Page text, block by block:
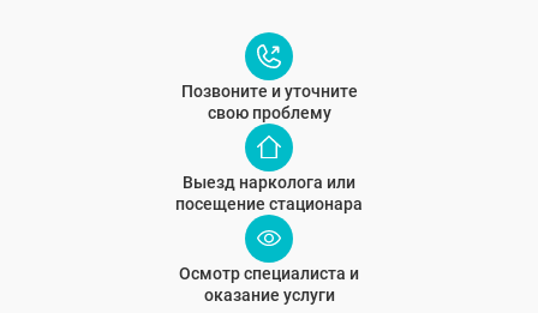
Позвоните и уточните
свою проблему
Выезд нарколога или
посещение стационара
Осмотр специалиста и
оказание услуги